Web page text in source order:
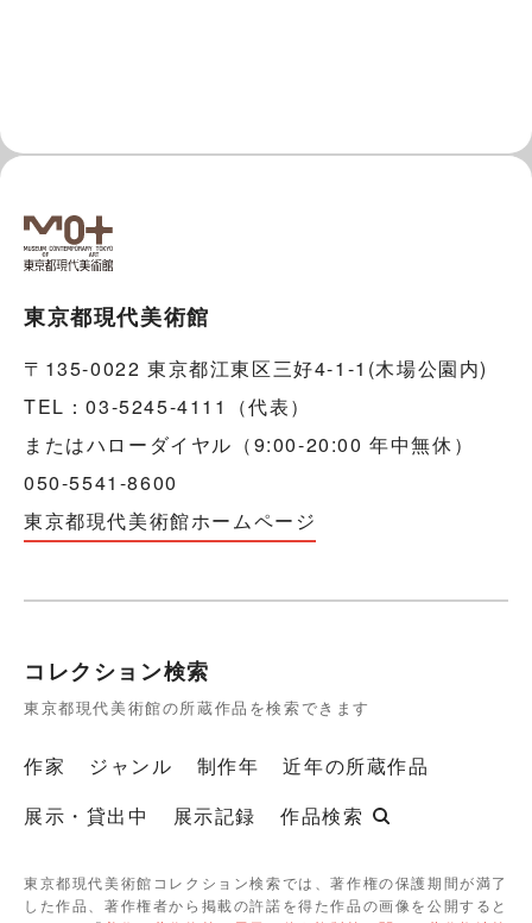
東京都現代美術館
〒135-0022 東京都江東区三好4-1-1(木場公園内)
TEL：03-5245-4111（代表）
またはハローダイヤル（9:00-20:00 年中無休）
050-5541-8600
東京都現代美術館ホームページ
コレクション検索
東京都現代美術館の所蔵作品を検索できます
作家 ジャンル 制作年
近年の所蔵作品
展示・貸出中
展示記録 作品検索
東京都現代美術館コレクション検索では、著作権の保護期間が満了
した作品、著作権者から掲載の許諾を得た作品の画像を公開すると